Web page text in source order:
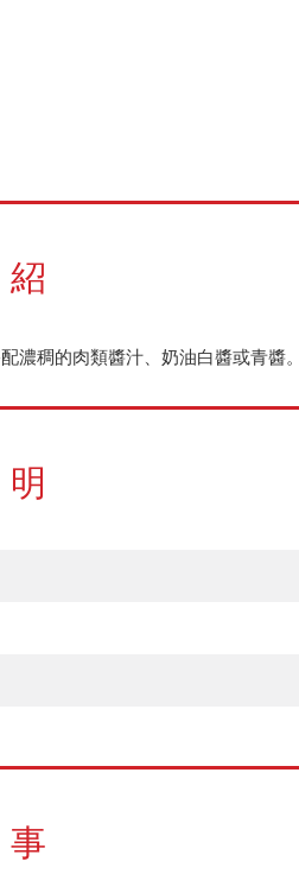
濃稠的肉類醬汁、奶油白醬或青醬